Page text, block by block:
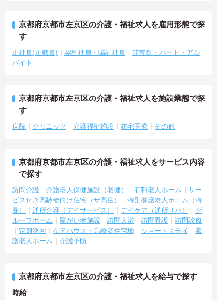
京都府京都市左京区の介護・福祉求人を雇用形態で探
す
正社員(正職員) 契約社員・嘱託社員
非常勤・パート・アル
バイト
京都府京都市左京区の介護・福祉求人を施設業態で探
す
病院 クリニック 介護福祉施設 在宅医療 その他
京都府京都市左京区の介護・福祉求人をサービス内容
で探す
訪問介護 介護老人保健施設（老健） 有料老人ホーム
サー
ビス付き高齢者向け住宅（サ高住）
特別養護老人ホーム（特
養）
通所介護（デイサービス） デイケア（通所リハ）
グ
ループホーム
障がい者施設 訪問入浴 訪問看護
訪問診療
定期巡回
ケアハウス・高齢者住宅地 ショートステイ
養
護老人ホーム
介護予防
京都府京都市左京区の介護・福祉求人を給与で探す
時給